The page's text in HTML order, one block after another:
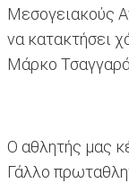
Μεσογειακούς
να κατακτήσει
Mάρκο
Ο αθλητής μας
Γάλλο